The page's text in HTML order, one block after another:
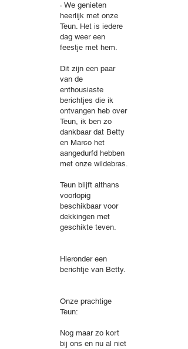
· We genieten
heerlijk met onze
Teun. Het is iedere
dag weer een
feestje met hem.
Dit zijn een paar
van de
enthousiaste
berichtjes die ik
ontvangen heb over
Teun, ik ben zo
dankbaar dat Betty
en Marco het
aangedurfd hebben
met onze wildebras.
Teun blijft althans
voorlopig
beschikbaar voor
dekkingen met
geschikte teven.
Hieronder een
berichtje van Betty.
Onze prachtige
Teun:
Nog maar zo kort
bij ons en nu al niet